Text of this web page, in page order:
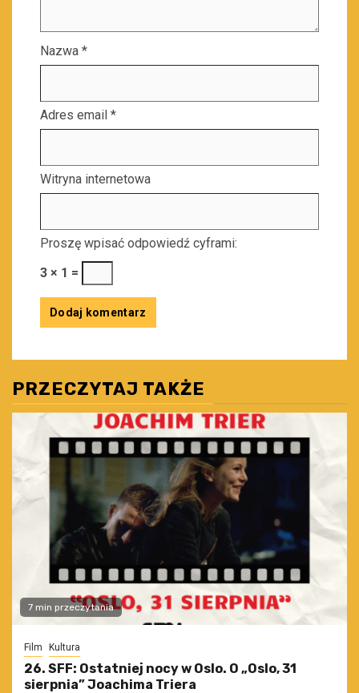
Nazwa *
Adres email *
Witryna internetowa
Proszę wpisać odpowiedź cyframi:
3 × 1 =
PRZECZYTAJ TAKŻE
7 min przeczytania
Film Kultura
26. SFF: Ostatniej nocy w Oslo. O „Oslo, 31
sierpnia” Joachima Triera